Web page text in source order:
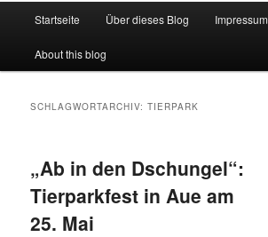
Startseite Über dieses Blog Impressum
About this blog
SCHLAGWORTARCHIV:TIERPARK
„Ab in den Dschungel“:
Tierparkfest in Aue am
25. Mai